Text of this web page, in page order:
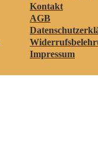
Kontakt
AGB
Impressum